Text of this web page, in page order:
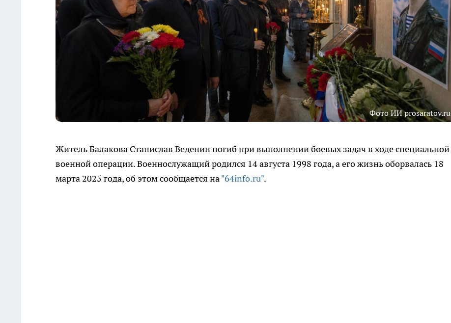
Фото ИИ prosaratov.ru
Житель Балакова Станислав Веденин погиб при выполнении боевых задач в ходе специальной
военной операции. Военнослужащий родился 14 августа 1998 года, а его жизнь оборвалась 18
марта 2025 года, об этом сообщается на"64info.ru".